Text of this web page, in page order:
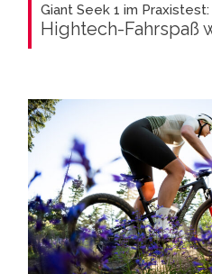
Giant Seek 1 im Praxistest:
Hightech-Fahrspaß